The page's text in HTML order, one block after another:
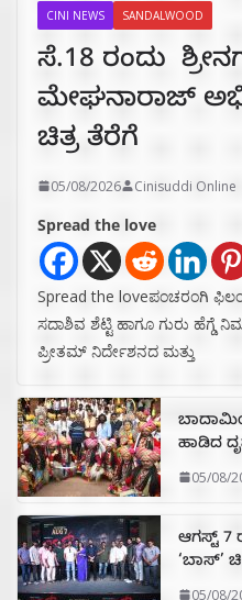
CINI NEWS SANDALWOOD
ಸೆ.18 ರಂದು
ಮೇಘನಾರಾಜ್
ಚಿತ್ರ ತೆರೆಗೆ
05/08/2026 Cinisuddi Online
Spread the love
Spread the loveಪಂಚರಂಗಿ
ಸದಾಶಿವ ಶೆಟ್ಟಿ ಹಾಗೂ ಗುರು ಹೆಗ್ಡೆ
ಪ್ರೀತಮ್ ನಿರ್ದೇಶನದ ಮತ್ತು
ಹಾಡಿದ
05/08/
ಆಗಸ್ಟ್ 7
‘ಬಾಸ್’
05/08/